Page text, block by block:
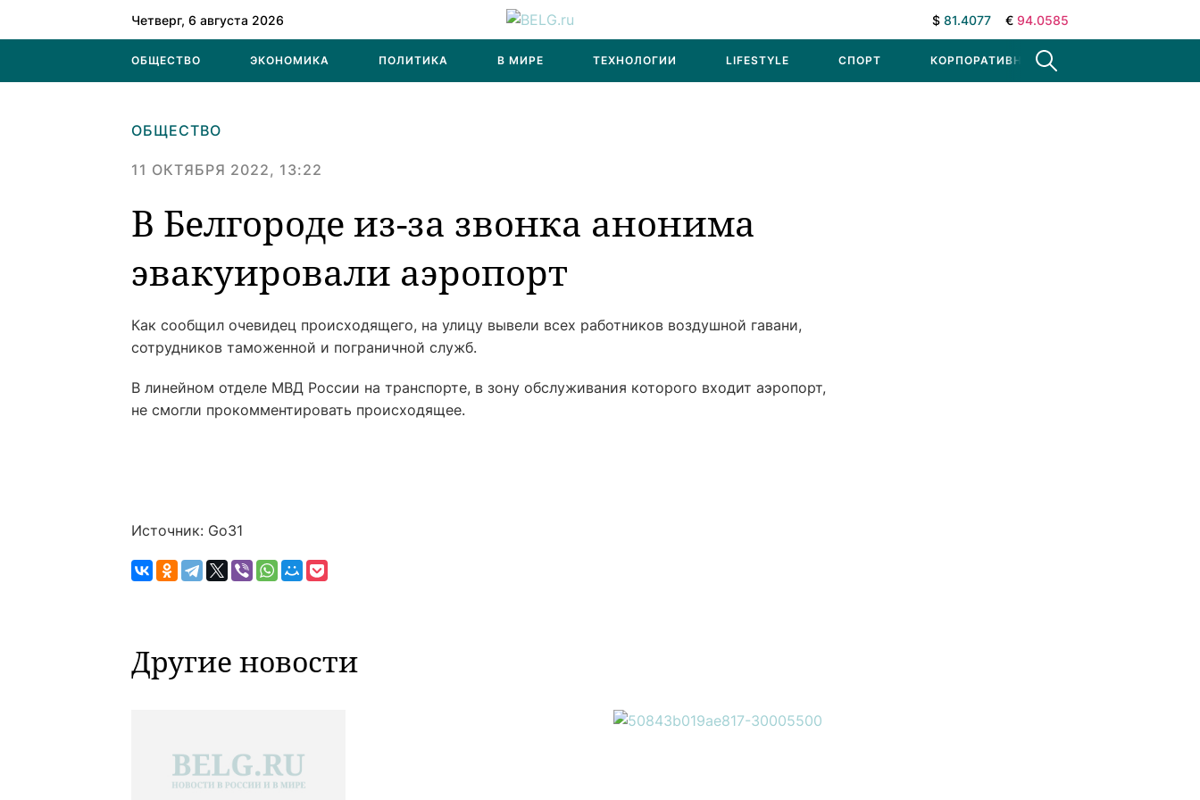
Четверг, 6 августа 2026 $ 81.4077 € 94.0585
ОБЩЕСТВО ЭКОНОМИКА ПОЛИТИКА В МИРЕ ТЕХНОЛОГИИ LIFESTYLE СПОРТ КОРПОРАТИВНЫЕ НОВОСТИ
ОБЩЕСТВО
11 ОКТЯБРЯ 2022, 13:22
В Белгороде из-за звонка анонима
эвакуировали аэропорт
Как сообщил очевидец происходящего, на улицу вывели всех работников воздушной гавани,
сотрудников таможенной и пограничной служб.
В линейном отделе МВД России на транспорте, в зону обслуживания которого входит аэропорт,
не смогли прокомментировать происходящее.
Источник: Go31
Другие новости